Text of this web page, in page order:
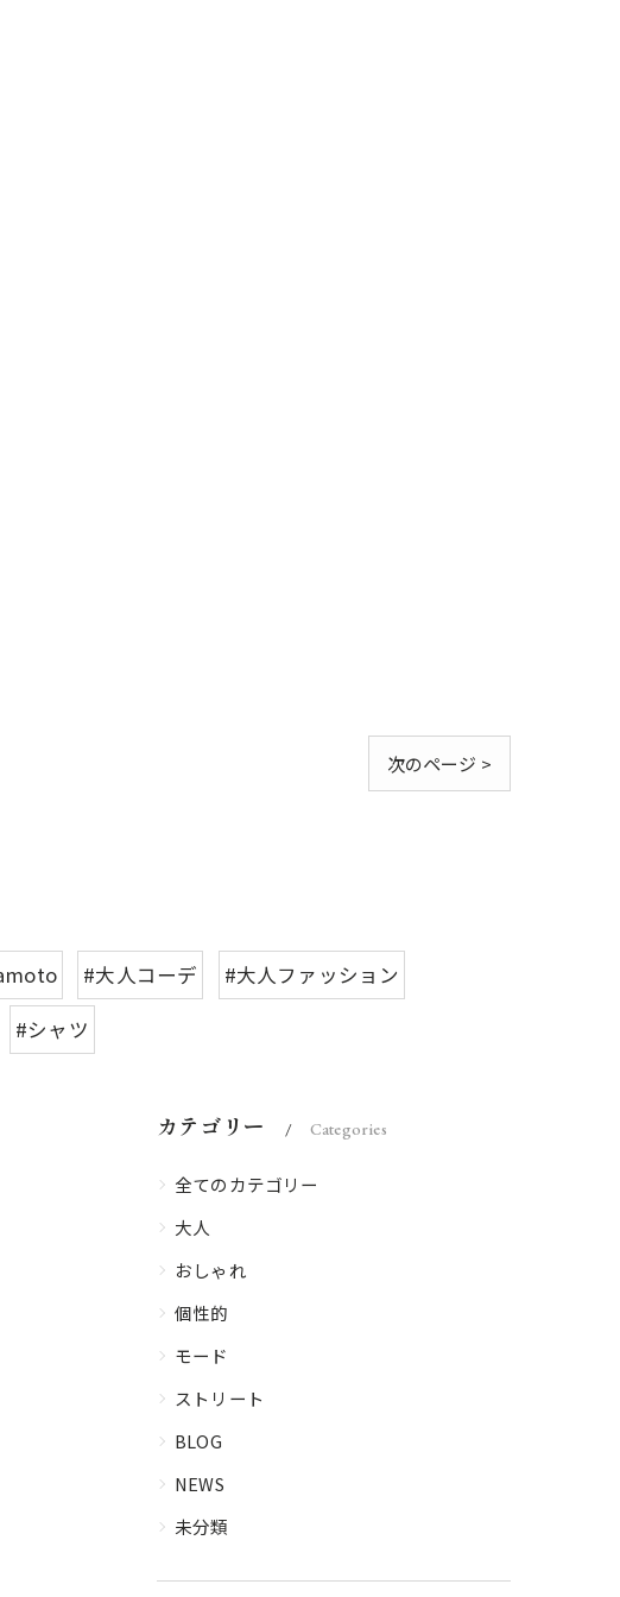
次のページ >
#大人コーデ
#大人ファッション
#シャツ
カテゴリー Categories
全てのカテゴリー
大人
おしゃれ
個性的
モード
ストリート
BLOG
NEWS
未分類